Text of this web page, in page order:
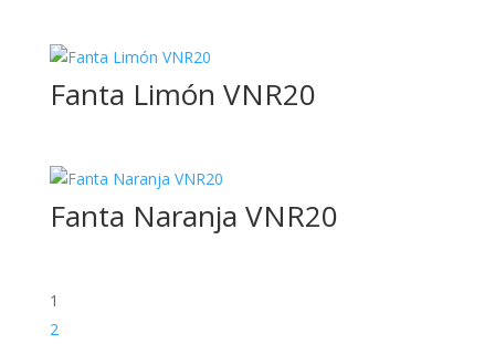
40x40
500g
75cl
8L
Fanta Limón VNR20
Fanta Naranja VNR20
1
2